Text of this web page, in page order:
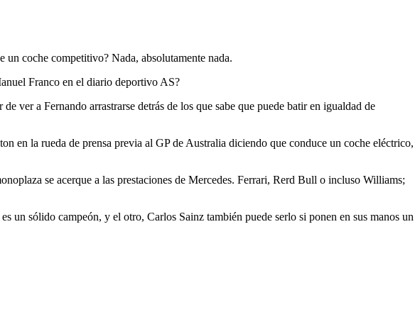
un coche competitivo? Nada, absolutamente nada.
Franco en el diario deportivo AS?
ver a Fernando arrastrarse detrás de los que sabe que puede batir en igualdad de
en la rueda de prensa previa al GP de Australia diciendo que conduce un coche eléctrico,
se acerque a las prestaciones de Mercedes. Ferrari, Rerd Bull o incluso Williams;
un sólido campeón, y el otro, Carlos Sainz también puede serlo si ponen en sus manos un